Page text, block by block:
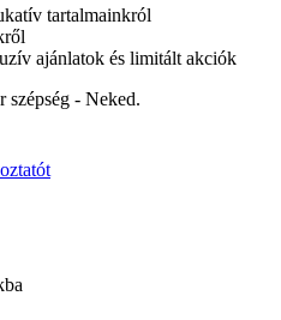
tartalmainkról
ajánlatok és limitált akciók
szépség - Neked.